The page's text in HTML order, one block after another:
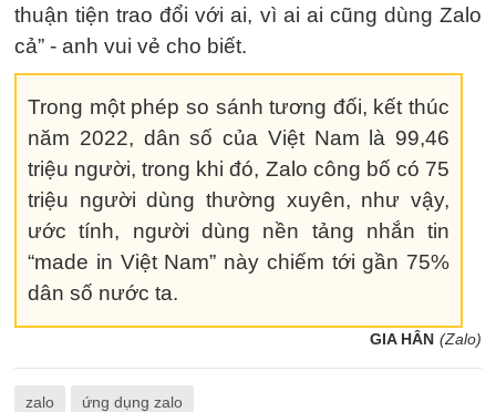
thuận tiện trao đổi với ai, vì ai ai cũng dùng Zalo
cả” - anh vui vẻ cho biết.
Trong một phép so sánh tương đối, kết thúc
năm 2022, dân số của Việt Nam là 99,46
triệu người, trong khi đó, Zalo công bố có 75
triệu người dùng thường xuyên, như vậy,
ước tính, người dùng nền tảng nhắn tin
“made in Việt Nam” này chiếm tới gần 75%
dân số nước ta.
GIA HÂN (Zalo)
zalo ứng dụng zalo